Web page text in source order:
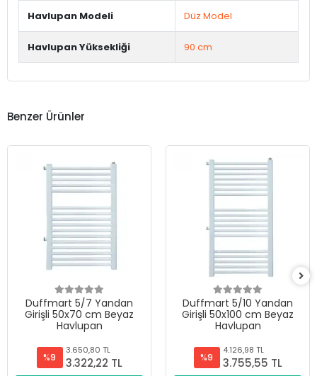
Havlupan Modeli Düz Model
Havlupan Yüksekliği 90 cm
Benzer Ürünler
Duffmart 5/7 Yandan
Girişli 50x70 cm Beyaz
Havlupan
%9
3.650,80 TL
3.322,22 TL
Duffmart 5/10 Yandan
Girişli 50x100 cm Beyaz
Havlupan
%9
4.126,98 TL
3.755,55 TL